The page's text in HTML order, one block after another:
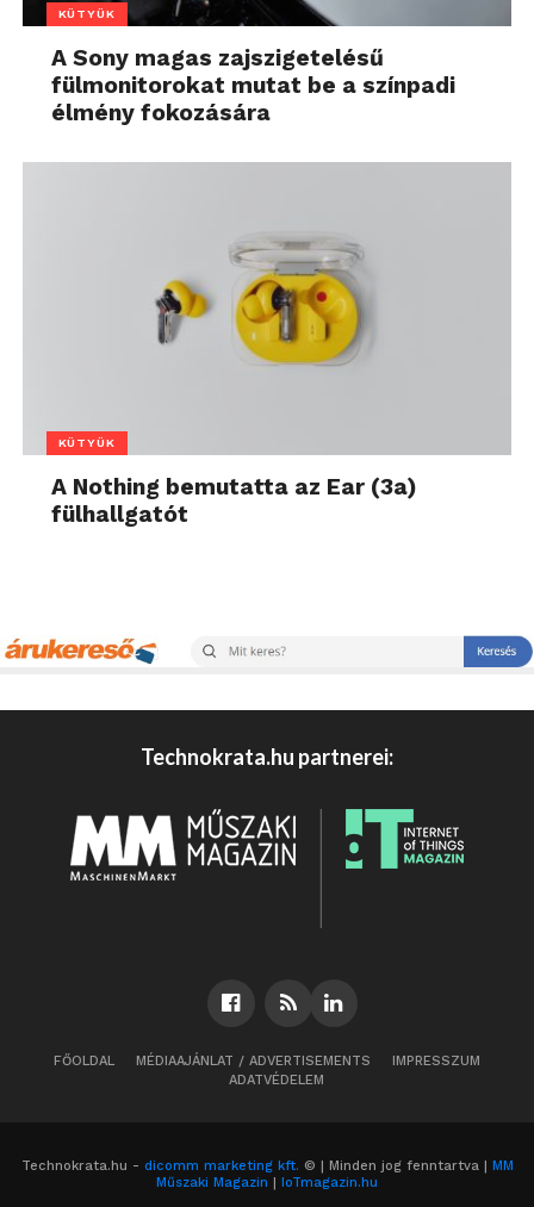
KÜTYÜK
A Sony magas zajszigetelésű
fülmonitorokat mutat be a színpadi
élmény fokozására
KÜTYÜK
A Nothing bemutatta az Ear (3a)
fülhallgatót
Technokrata.hu partnerei:
FŐOLDAL MÉDIAAJÁNLAT / ADVERTISEMENTS
IMPRESSZUM
ADATVÉDELEM
Technokrata.hu - dicomm marketing kft. © | Minden jog fenntartva |
MM
Műszaki Magazin
IoTmagazin.hu